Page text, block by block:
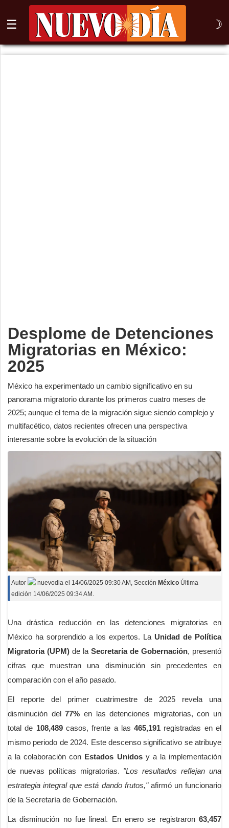
☰ ☽
⌕
Desplome de Detenciones
Migratorias en México:
2025
México ha experimentado un cambio significativo en su
panorama migratorio durante los primeros cuatro meses de
2025; aunque el tema de la migración sigue siendo complejo y
multifacético, datos recientes ofrecen una perspectiva
interesante sobre la evolución de la situación
Autor nuevodia el 14/06/2025 09:30 AM , Sección México Última
edición 14/06/2025 09:34 AM.
Una drástica reducción en las detenciones migratorias en
México ha sorprendido a los expertos. La Unidad de Política
Migratoria (UPM) de la Secretaría de Gobernación, presentó
cifras que muestran una disminución sin precedentes en
comparación con el año pasado.
El reporte del primer cuatrimestre de 2025 revela una
disminución del77% en las detenciones migratorias, con un
total de 108,489casos, frente a las465,191 registradas en el
mismo periodo de 2024. Este descenso significativo se atribuye
a la colaboración con Estados Unidosy a la implementación
de nuevas políticas migratorias. "Los resultados reflejan una
estrategia integral que está dando frutos,"afirmó un funcionario
de la Secretaría de Gobernación.
La disminución no fue lineal. En enero se registraron 63,457